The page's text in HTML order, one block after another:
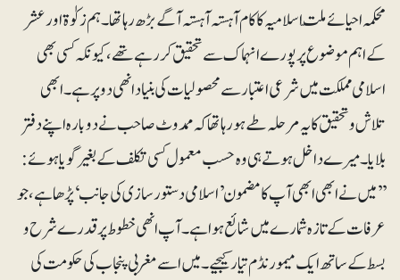
محکمہ احیائے ملّت اسلامیہ کا کام آہستہ آہستہ آگے بڑھ رہا تھا۔ ہم زکوٰۃ اور عشر
کے اہم موضوع پر پورے انہماک سے تحقیق کر رہے تھے، کیونکہ کسی بھی
اسلامی مملکت میں شرعی اعتبار سے محصولیات کی بنیاد انھی دو پر ہے۔ ابھی
تلاش و تحقیق کا یہ مرحلہ طے ہو رہا تھا کہ ممدوٹ صاحب نے دوبارہ اپنے دفتر
بلایا۔ میرے داخل ہوتے ہی وہ حسب معمول کسی تکلف کے بغیر گویا ہوئے:
’’میں نے ابھی ابھی آپ کا مضمون ’اسلامی دستورسازی کی جانب‘ پڑھا ہے، جو
عرفات کے تازہ شمارے میں شائع ہوا ہے۔ آپ انھی خطوط پر قدرے شرح و
بسط کے ساتھ ایک میمورنڈم تیار کیجیے۔ میں اسے مغربی پنجاب کی حکومت کی